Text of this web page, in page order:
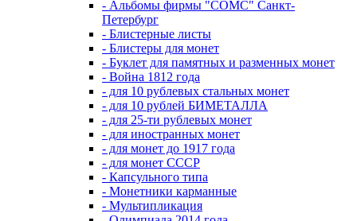
- Альбомы фирмы "СОМС" Санкт-
Петербург
- Блистерные листы
- Блистеры для монет
- Буклет для памятных и разменных монет
- Война 1812 года
- для 10 рублевых стальных монет
- для 10 рублей БИМЕТАЛЛА
- для 25-ти рублевых монет
- для иностранных монет
- для монет до 1917 года
- для монет СССР
- Капсульного типа
- Монетники карманные
- Мультипликация